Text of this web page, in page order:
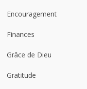
Encouragement
Finances
Grâce de Dieu
Gratitude